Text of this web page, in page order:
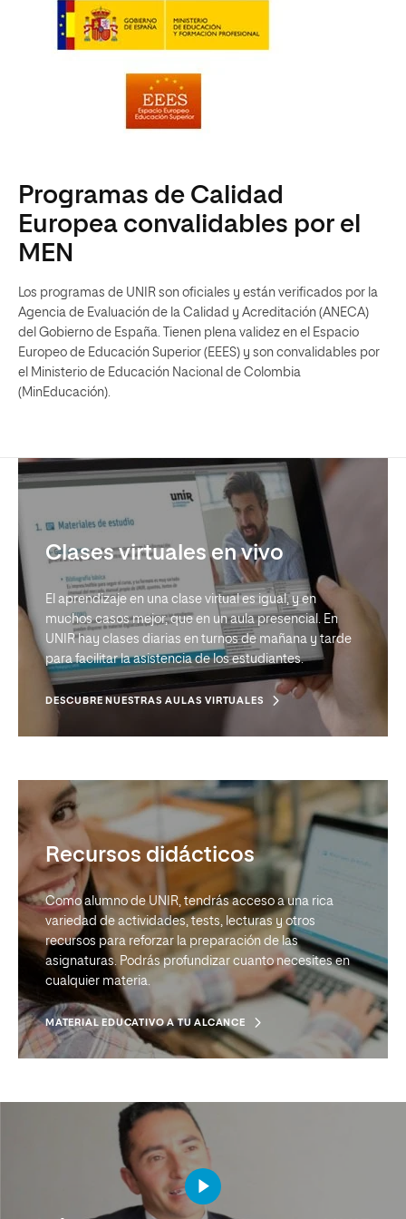
Programas de Calidad
Europea convalidables por el
MEN
Los programas de UNIR son oficiales y están verificados por la
Agencia de Evaluación de la Calidad y Acreditación (ANECA)
del Gobierno de España. Tienen plena validez en el Espacio
Europeo de Educación Superior (EEES) y son convalidables por
el Ministerio de Educación Nacional de Colombia
(MinEducación).
Clases virtuales en vivo
El aprendizaje en una clase virtual es igual, y en
muchos casos mejor, que en un aula presencial. En
UNIR hay clases diarias en turnos de mañana y tarde
para facilitar la asistencia de los estudiantes.
DESCUBRE NUESTRAS AULAS VIRTUALES
Campus Virtual
Accede a una plataforma diseñada específicamente
para una gestión optimizada del aprendizaje virtual,
en la que encontrarás las aulas, los foros, a los
profesores y muchos más recursos educativos.
DESCUBRE UNA NUEVA FORMA DE APRENDER
Recursos didácticos
Como alumno de UNIR, tendrás acceso a una rica
variedad de actividades, tests, lecturas y otros
recursos para reforzar la preparación de las
asignaturas. Podrás profundizar cuanto necesites en
cualquier materia.
MATERIAL EDUCATIVO A TU ALCANCE
Mentor - UNIR
Es la persona que te acompañará y guiará a lo largo